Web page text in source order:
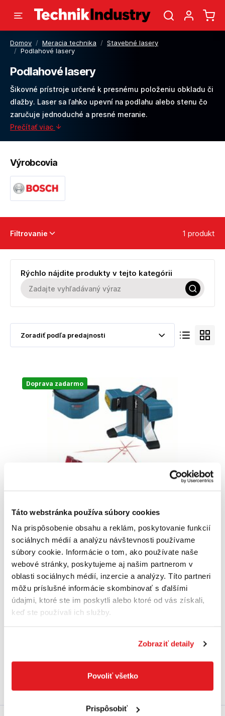
Táto webstránka používa súbory cookies
Na prispôsobenie obsahu a reklám, poskytovanie funkcií
sociálnych médií a analýzu návštevnosti používame
súbory cookie. Informácie o tom, ako používate naše
webové stránky, poskytujeme aj našim partnerom v
oblasti sociálnych médií, inzercie a analýzy. Títo partneri
môžu príslušné informácie skombinovať s ďalšími
údajmi, ktoré ste im poskytli alebo ktoré od vás získali,
keď ste používali ich služby.
Zobraziť detaily
Povoliť všetko
Prispôsobiť
Domov / Meracia technika / Stavebné lasery
/ Podlahové lasery
Podlahové lasery
Šikovné prístroje určené k presnému položeniu obkladu či
dlažby. Laser sa ľahko upevní na podlahu alebo stenu čo
zaručuje jednoduché a presné meranie.
Prečítať viac
Výrobcovia
Filtrovanie 1 produkt
Rýchlo nájdite produkty v tejto kategórii
Doprava zadarmo
BOSCH GTL 3 Professional - 0 601 015 200 -
Vytyčovací laser na dlažby a obklady
0601015200
134 ,74 €
Cena je informatívna, pre individuálnu cenu a nákup sa
zaregistrujte /prihláste
dlažby. Laser sa ľahko upevní na podlahu alebo stenu čo
zaručuje jednoduché a presné meranie.